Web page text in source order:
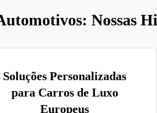
Nossas
Soluções Personalizadas
para Carros de Luxo
Europeus